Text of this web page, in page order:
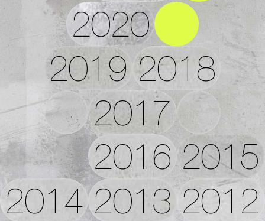
2020
2019 2018
2017
2016 2015
2014 2013 2012